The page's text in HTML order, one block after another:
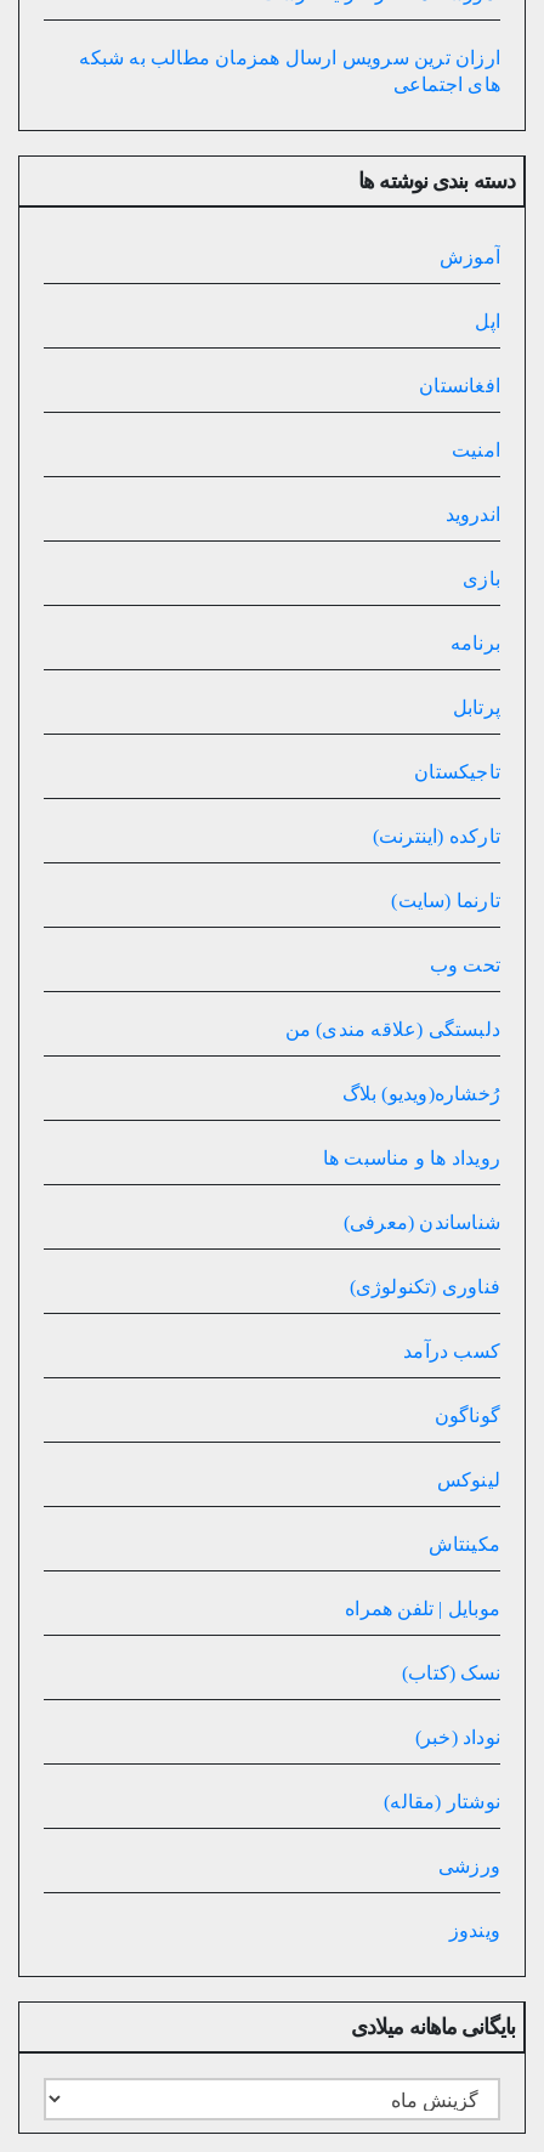
ارزان ترین سرویس ارسال همزمان مطالب به شبکه
های اجتماعی
دسته بندی نوشته ها
آموزش
اپل
افغانستان
امنیت
اندروید
بازی
برنامه
پرتابل
تاجیکستان
تارکده (اینترنت)
تارنما (سایت)
تحت وب
دلبستگی (علاقه مندی) من
رُخشاره(ویدیو) بلاگ
رویداد ها و مناسبت ها
شناساندن (معرفی)
فناوری (تکنولوژی)
کسب درآمد
گوناگون
لینوکس
مکینتاش
موبایل | تلفن همراه
نسک (کتاب)
نوداد (خبر)
نوشتار (مقاله)
ورزشی
ویندوز
بایگانی ماهانه میلادی
بایگانی
ماهانه